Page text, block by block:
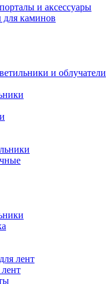
и аксессуары
для каминов
и облучатели
лент